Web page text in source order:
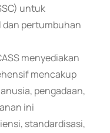
untuk
dan pertumbuhan
menyediakan
mencakup
pengadaan,
ini
standardisasi,